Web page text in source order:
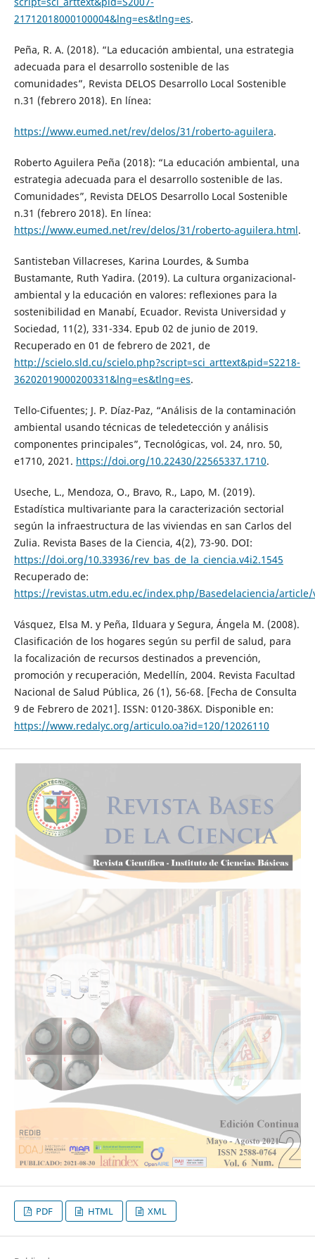
21712018000100004&lng=es&tlng=es.
Peña, R. A. (2018). “La educación ambiental, una estrategia
adecuada para el desarrollo sostenible de las
comunidades”, Revista DELOS Desarrollo Local Sostenible
n.31 (febrero 2018). En línea:
https://www.eumed.net/rev/delos/31/roberto-aguilera.
Roberto Aguilera Peña (2018): “La educación ambiental, una
estrategia adecuada para el desarrollo sostenible de las.
Comunidades”, Revista DELOS Desarrollo Local Sostenible
n.31 (febrero 2018). En línea:
https://www.eumed.net/rev/delos/31/roberto-aguilera.html.
Santisteban Villacreses, Karina Lourdes, & Sumba
Bustamante, Ruth Yadira. (2019). La cultura organizacional-
ambiental y la educación en valores: reflexiones para la
sostenibilidad en Manabí, Ecuador. Revista Universidad y
Sociedad, 11(2), 331-334. Epub 02 de junio de 2019.
Recuperado en 01 de febrero de 2021, de
http://scielo.sld.cu/scielo.php?script=sci_arttext&pid=S2218-
36202019000200331&lng=es&tlng=es.
Tello-Cifuentes; J. P. Díaz-Paz, “Análisis de la contaminación
ambiental usando técnicas de teledetección y análisis
componentes principales”, Tecnológicas, vol. 24, nro. 50,
e1710, 2021. https://doi.org/10.22430/22565337.1710.
Useche, L., Mendoza, O., Bravo, R., Lapo, M. (2019).
Estadística multivariante para la caracterización sectorial
según la infraestructura de las viviendas en san Carlos del
Zulia. Revista Bases de la Ciencia, 4(2), 73-90. DOI:
https://doi.org/10.33936/rev_bas_de_la_ciencia.v4i2.1545
Recuperado de:
https://revistas.utm.edu.ec/index.php/Basedelaciencia/
Vásquez, Elsa M. y Peña, Ilduara y Segura, Ángela M. (2008).
Clasificación de los hogares según su perfil de salud, para
la focalización de recursos destinados a prevención,
promoción y recuperación, Medellín, 2004. Revista Facultad
Nacional de Salud Pública, 26 (1), 56-68. [Fecha de Consulta
9 de Febrero de 2021]. ISSN: 0120-386X. Disponible en:
https://www.redalyc.org/articulo.oa?id=120/12026110
PDF HTML XML